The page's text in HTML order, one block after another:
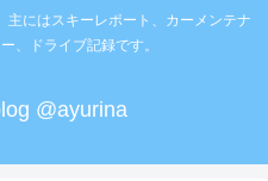
主にはスキーレポート、カーメンテナ
、ドライブ記録です。
@ayurina